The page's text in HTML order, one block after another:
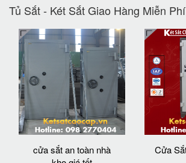
Tủ Sắt - Két Sắt Giao Hàng Miễn
cửa sắt an toàn nhà
Cửa